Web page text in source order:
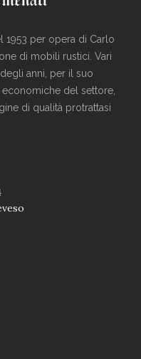
1953 per opera di Carlo
di mobili rustici. Vari
anni, per il suo
del settore,
di qualità protrattasi